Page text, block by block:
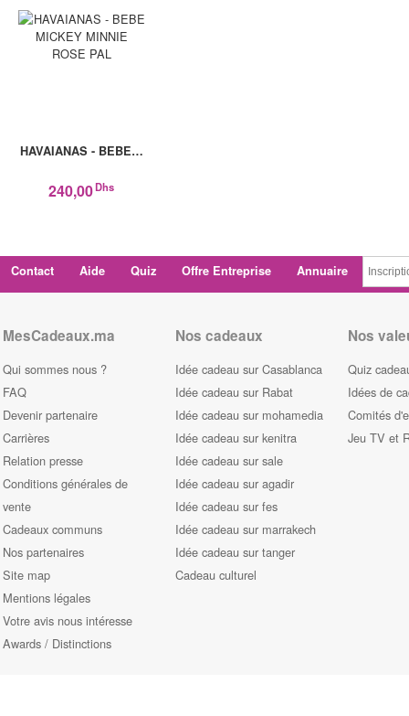
HAVAIANAS - BEBE…
240,00Dhs
Contact Aide Quiz Offre Entreprise Annuaire
MesCadeaux.ma
Qui sommes nous ?
FAQ
Devenir partenaire
Carrières
Relation presse
Conditions générales de
vente
Cadeaux communs
Nos partenaires
Site map
Mentions légales
Votre avis nous intéresse
Awards / Distinctions
Nos cadeaux
Idée cadeau sur Casablanca
Idée cadeau sur Rabat
Idée cadeau sur mohamedia
Idée cadeau sur kenitra
Idée cadeau sur sale
Idée cadeau sur agadir
Idée cadeau sur fes
Idée cadeau sur marrakech
Idée cadeau sur tanger
Cadeau culturel
Nos
Quiz
Idées de
Comités
Jeu TV et